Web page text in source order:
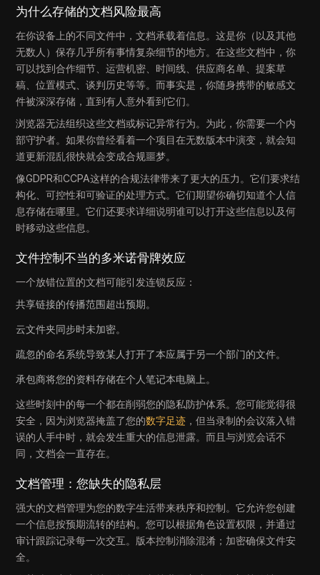
为什么存储的文档风险最高
在你设备上的不同文件中，文档承载着信息。这是你（以及其他
无数人）保存几乎所有事情复杂细节的地方。在这些文档中，你
可以找到合作细节、运营机密、时间线、供应商名单、提案草
稿、位置模式、谈判历史等等。而事实是，你随身携带的敏感文
件被深深存储，直到有人意外看到它们。
浏览器无法组织这些文档或标记异常行为。为此，你需要一个内
部守护者。如果你曾经看着一个项目在无数版本中演变，就会知
道更新混乱很快就会变成合规噩梦。
像GDPR和CCPA这样的合规法律带来了更大的压力。它们要求结
构化、可控性和可验证的处理方式。它们期望你确切知道个人信
息存储在哪里。它们还要求详细说明谁可以打开这些信息以及何
时移动这些信息。
文件控制不当的多米诺骨牌效应
一个放错位置的文档可能引发连锁反应：
共享链接的传播范围超出预期。
云文件夹同步时未加密。
疏忽的命名系统导致某人打开了本应属于另一个部门的文件。
承包商将您的资料存储在个人笔记本电脑上。
这些时刻中的每一个都在削弱您的隐私防护体系。您可能觉得很
安全，因为浏览器掩盖了您的数字足迹 ，但当录制的会议落入错
误的人手中时，就会发生重大的信息泄露。而且与浏览会话不
同，文档会一直存在。
文档管理：您缺失的隐私层
强大的文档管理为您的数字生活带来秩序和控制。它允许您创建
一个信息按预期流转的结构。您可以根据角色设置权限，并通过
审计跟踪记录每一次交互。版本控制消除混淆；加密确保文件安
全。